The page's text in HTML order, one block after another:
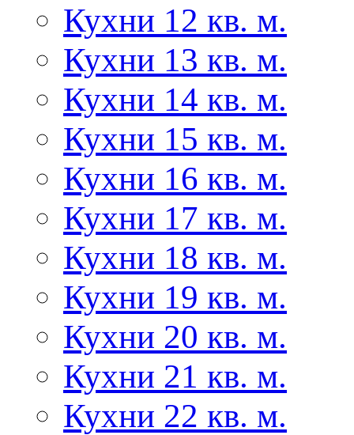
Кухни 12 кв. м.
Кухни 13 кв. м.
Кухни 14 кв. м.
Кухни 15 кв. м.
Кухни 16 кв. м.
Кухни 17 кв. м.
Кухни 18 кв. м.
Кухни 19 кв. м.
Кухни 20 кв. м.
Кухни 21 кв. м.
Кухни 22 кв. м.